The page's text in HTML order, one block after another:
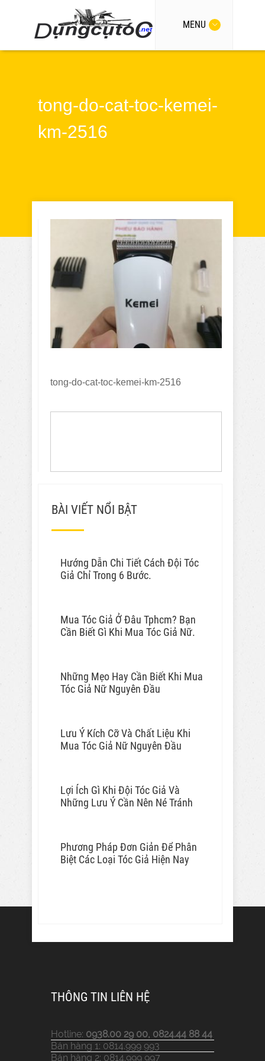
MENU
tong-do-cat-toc-kemei-
km-2516
tong-do-cat-toc-kemei-km-2516
BÀI VIẾT NỔI BẬT
Hướng Dẫn Chi Tiết Cách Đội Tóc
Giả Chỉ Trong 6 Bước.
Mua Tóc Giả Ở Đâu Tphcm? Bạn
Cần Biết Gì Khi Mua Tóc Giả Nữ.
Những Mẹo Hay Cần Biết Khi Mua
Tóc Giả Nữ Nguyên Đầu
Lưu Ý Kích Cỡ Và Chất Liệu Khi
Mua Tóc Giả Nữ Nguyên Đầu
Lợi Ích Gì Khi Đội Tóc Giả Và
Những Lưu Ý Cần Nên Né Tránh
Phương Pháp Đơn Giản Để Phân
Biệt Các Loại Tóc Giả Hiện Nay
THÔNG TIN LIÊN HỆ
Hotline: 0938.00 29 00, 0824.44 88 44
Bán hàng 1: 0814.999 993
Bán hàng 2: 0814.999 997